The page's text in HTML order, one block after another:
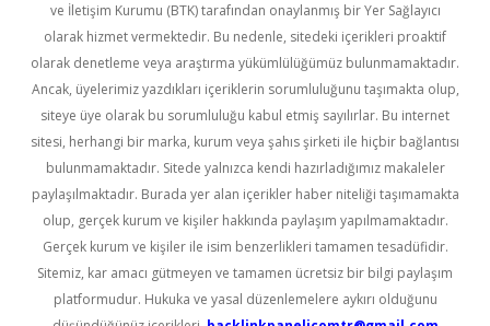
ve İletişim Kurumu (BTK) tarafından onaylanmış bir Yer Sağlayıcı
olarak hizmet vermektedir. Bu nedenle, sitedeki içerikleri proaktif
olarak denetleme veya araştırma yükümlülüğümüz bulunmamaktadır.
Ancak, üyelerimiz yazdıkları içeriklerin sorumluluğunu taşımakta olup,
siteye üye olarak bu sorumluluğu kabul etmiş sayılırlar. Bu internet
sitesi, herhangi bir marka, kurum veya şahıs şirketi ile hiçbir bağlantısı
bulunmamaktadır. Sitede yalnızca kendi hazırladığımız makaleler
paylaşılmaktadır. Burada yer alan içerikler haber niteliği taşımamakta
olup, gerçek kurum ve kişiler hakkında paylaşım yapılmamaktadır.
Gerçek kurum ve kişiler ile isim benzerlikleri tamamen tesadüfidir.
Sitemiz, kar amacı gütmeyen ve tamamen ücretsiz bir bilgi paylaşım
platformudur. Hukuka ve yasal düzenlemelere aykırı olduğunu